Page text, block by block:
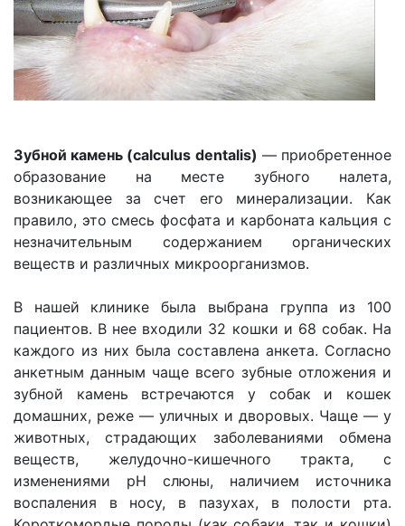
Зубной камень (calculus dentalis) — приобретенное
образование на месте зубного налета,
возникающее за счет его минерализации. Как
правило, это смесь фосфата и карбоната кальция с
незначительным содержанием органических
веществ и различных микроорганизмов.
В нашей клинике была выбрана группа из 100
пациентов. В нее входили 32 кошки и 68 собак. На
каждого из них была составлена анкета. Согласно
анкетным данным чаще всего зубные отложения и
зубной камень встречаются у собак и кошек
домашних, реже — уличных и дворовых. Чаще — у
животных, страдающих заболеваниями обмена
веществ, желудочно-кишечного тракта, с
изменениями pH слюны, наличием источника
воспаления в носу, в пазухах, в полости рта.